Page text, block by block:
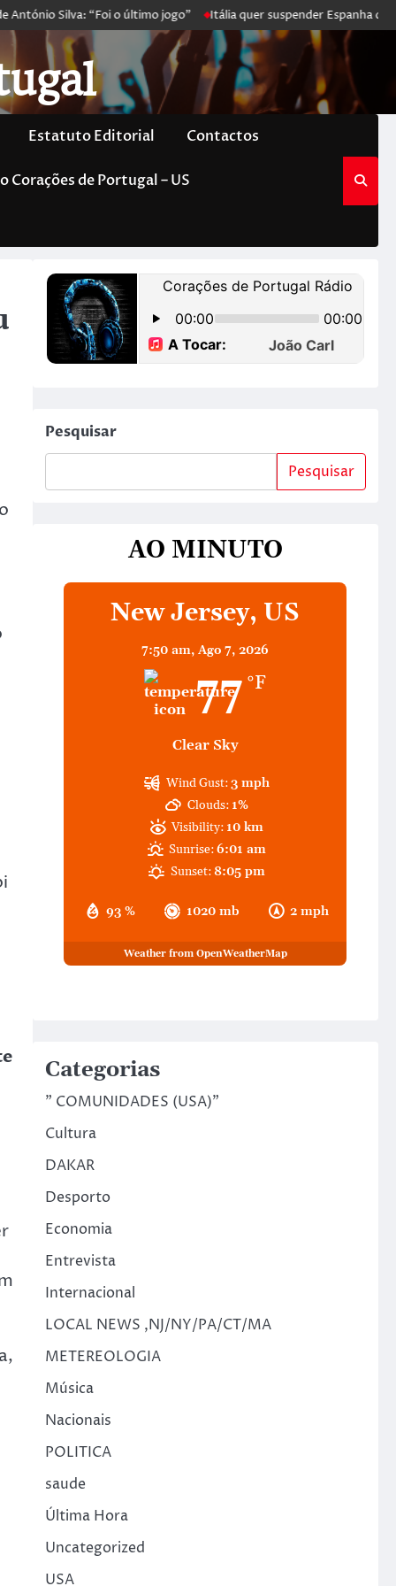
Silva: “Foi o último jogo” Itália quer suspender Espanha de
Estatuto Editorial Contactos
Corações de Portugal – US
Pesquisar
Pesquisar
AO MINUTO
New Jersey, US
7:50 am,Ago 7, 2026
77 °F
Clear Sky
93 % 1020 mb 2 mph
Wind Gust:3 mph
Clouds: 1%
Visibility: 10 km
Sunrise:6:01 am
Sunset:8:05 pm
Weather from OpenWeatherMap
Categorias
" COMUNIDADES (USA)"
Cultura
DAKAR
Desporto
Economia
Entrevista
Internacional
LOCAL NEWS ,NJ/NY/PA/CT/MA
METEREOLOGIA
Música
Nacionais
POLITICA
saude
Última Hora
Uncategorized
USA